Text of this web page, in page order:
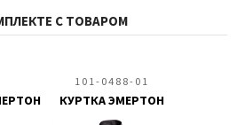
С ТОВАРОМ
101-0488-01
КУРТКА ЭМЕРТОН